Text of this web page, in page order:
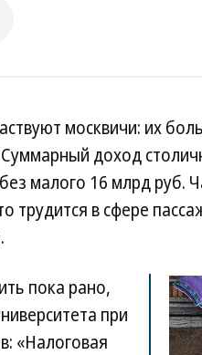
москвичи: их
Суммарный доход
малого 16 млрд руб.
в сфере
пока рано,
при
«Налоговая